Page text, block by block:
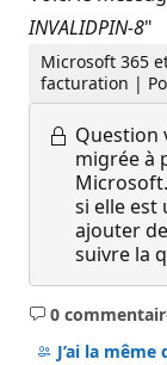
INVALIDPIN-8"
Microsoft 365
facturation |
Question
migrée à
si elle est
ajouter
suivre la
0
Aucun
J’ai la